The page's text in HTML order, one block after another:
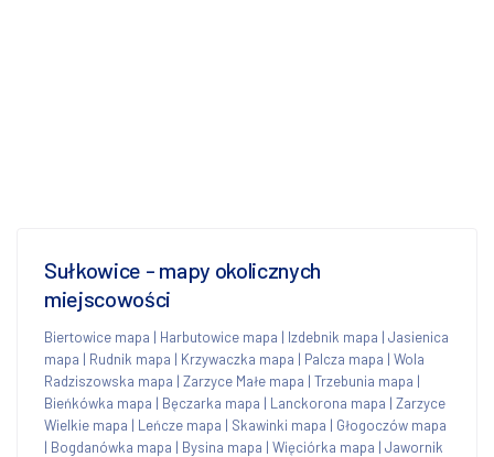
Sułkowice - mapy okolicznych
miejscowości
Biertowice mapa | Harbutowice mapa | Izdebnik mapa | Jasienica
mapa | Rudnik mapa | Krzywaczka mapa | Palcza mapa | Wola
Radziszowska mapa | Zarzyce Małe mapa | Trzebunia mapa |
Bieńkówka mapa | Bęczarka mapa | Lanckorona mapa | Zarzyce
Wielkie mapa | Leńcze mapa | Skawinki mapa | Głogoczów mapa
| Bogdanówka mapa | Bysina mapa | Więciórka mapa | Jawornik